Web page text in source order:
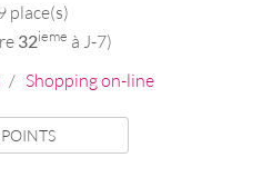
place(s)
32ieme à J-7)
/ Shopping on-line